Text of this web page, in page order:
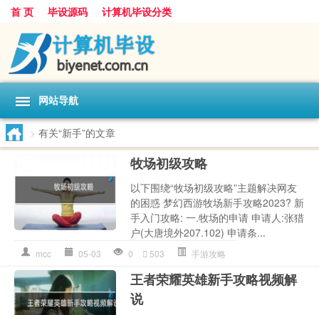
首 页 毕设源码 计算机毕设分类
网站导航
> 有关“新手”的文章
牧场初级攻略
以下围绕“牧场初级攻略”主题解决网友
的困惑 梦幻西游牧场新手攻略2023? 新
手入门攻略: 一.牧场的申请 申请人:张猎
户(大唐境外207.102) 申请条...
mcc 05-03 0 503 手游攻略
王者荣耀英雄新手攻略视频解
说